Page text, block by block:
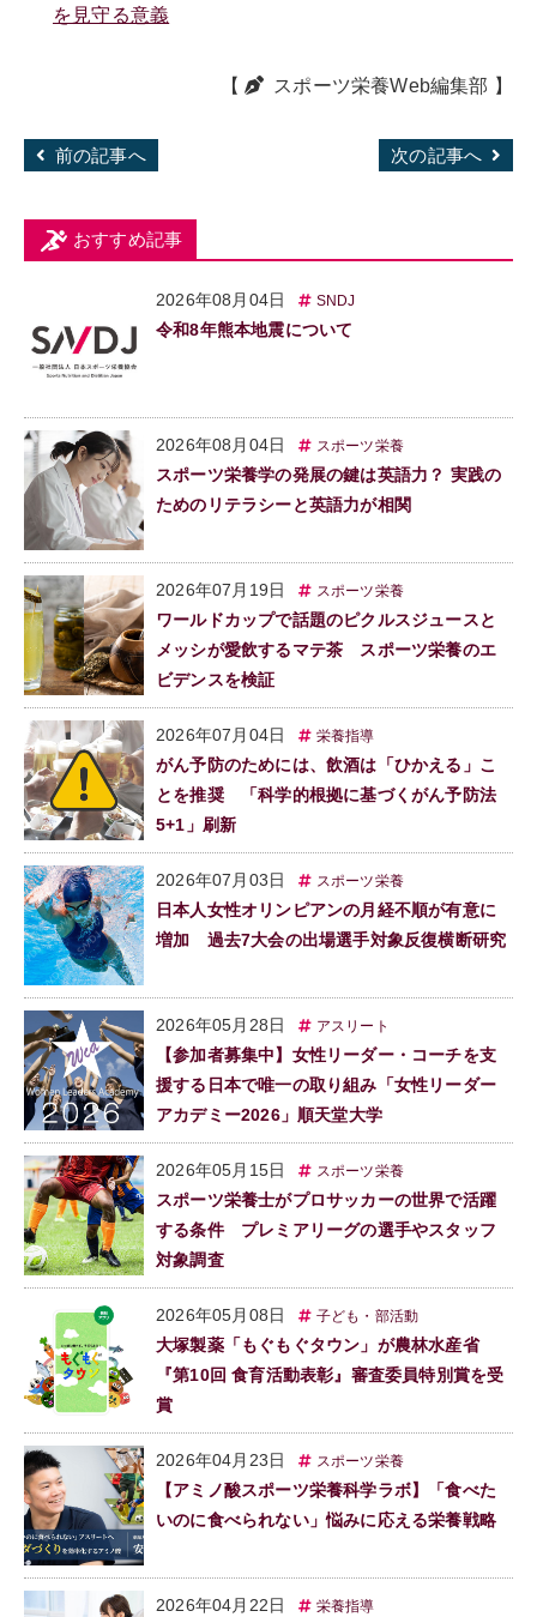
を見守る意義
【 スポーツ栄養Web編集部 】
前の記事へ 次の記事へ
おすすめ記事
2026年08月04日 SNDJ
令和8年熊本地震について
2026年08月04日 スポーツ栄養
スポーツ栄養学の発展の鍵は英語力？ 実践の
ためのリテラシーと英語力が相関
2026年07月19日 スポーツ栄養
ワールドカップで話題のピクルスジュースと
メッシが愛飲するマテ茶 スポーツ栄養のエ
ビデンスを検証
2026年07月04日 栄養指導
がん予防のためには、飲酒は「ひかえる」こ
とを推奨 「科学的根拠に基づくがん予防法
5+1」刷新
2026年07月03日 スポーツ栄養
日本人女性オリンピアンの月経不順が有意に
増加 過去7大会の出場選手対象反復横断研究
2026年05月28日 アスリート
【参加者募集中】女性リーダー・コーチを支
援する日本で唯一の取り組み「女性リーダー
アカデミー2026」順天堂大学
2026年05月15日 スポーツ栄養
スポーツ栄養士がプロサッカーの世界で活躍
する条件 プレミアリーグの選手やスタッフ
対象調査
2026年05月08日 子ども・部活動
大塚製薬「もぐもぐタウン」が農林水産省
『第10回 食育活動表彰』審査委員特別賞を受
賞
2026年04月23日 スポーツ栄養
【アミノ酸スポーツ栄養科学ラボ】「食べた
いのに食べられない」悩みに応える栄養戦略
2026年04月22日 栄養指導